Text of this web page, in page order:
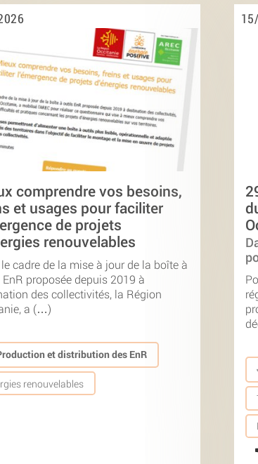
comprendre vos besoins,
et usages pour faciliter
de projets
renouvelables
cadre de la mise à jour de la boîte à
proposée depuis 2019 à
des collectivités, la Région
a (…)
et distribution des EnR
renouvelables